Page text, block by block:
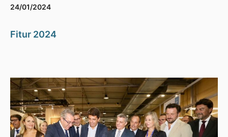
24/01/2024
Fitur 2024